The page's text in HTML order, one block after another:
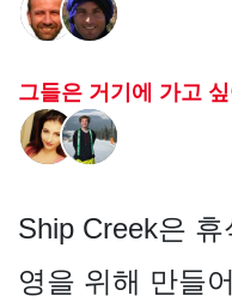
그들은 거기에 가고
Ship Creek은
영을 위해 만들